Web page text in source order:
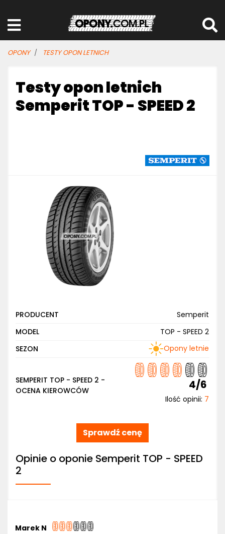
OPONY TESTY OPON LETNICH
Testy opon letnich
Semperit TOP - SPEED 2
PRODUCENT
Semperit
MODEL
TOP - SPEED 2
SEZON
Opony letnie
SEMPERIT TOP - SPEED 2 -
OCENA KIEROWCÓW
4/6
Ilość opinii: 7
Sprawdź cenę
Opinie o oponie Semperit TOP - SPEED
2
Marek N